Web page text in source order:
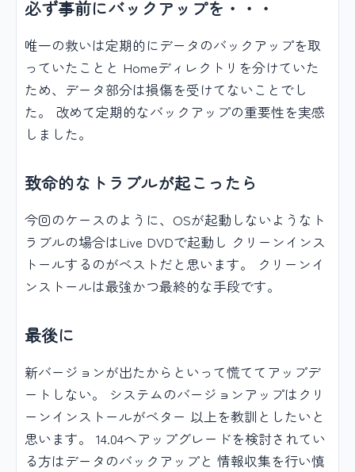
必ず事前にバックアップを・・・
唯一の救いは定期的にデータのバックアップを取
っていたことと Homeディレクトリを分けていた
ため、データ部分は損傷を受けてないことでし
た。 改めて定期的なバックアップの重要性を実感
しました。
致命的なトラブルが起こったら
今回のケースのように、OSが起動しないようなト
ラブルの場合はLive DVDで起動し クリーンインス
トールするのがベストだと思います。 クリーンイ
ンストールは最強かつ最終的な手段です。
最後に
新バージョンが出たからといって慌ててアップデ
ートしない。 システムのバージョンアップはクリ
ーンインストールがベター 以上を教訓としたいと
思います。 14.04へアップグレードを検討されてい
る方はデータのバックアップと 情報収集を行い慎